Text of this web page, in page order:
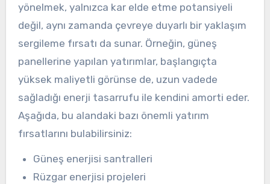
yönelmek, yalnızca kar elde etme potansiyeli
değil, aynı zamanda çevreye duyarlı bir yaklaşım
sergileme fırsatı da sunar. Örneğin, güneş
panellerine yapılan yatırımlar, başlangıçta
yüksek maliyetli görünse de, uzun vadede
sağladığı enerji tasarrufu ile kendini amorti eder.
Aşağıda, bu alandaki bazı önemli yatırım
fırsatlarını bulabilirsiniz:
Güneş enerjisi santralleri
Rüzgar enerjisi projeleri